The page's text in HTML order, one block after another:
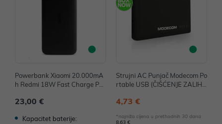
Powerbank Xiaomi 20.000mA
h Redmi 18W Fast Charge PB
23,00 €
Kapacitet baterije:
Strujni AC Punjač Modecom Po
rtable USB (ČIŠĆENJE ZALIH
4,73 €
*najniža cijena u prethodnih 30 dana
8,63 €